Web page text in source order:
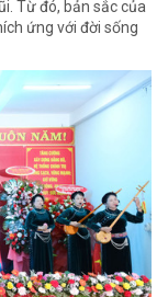
Từ đó, bản sắc của
ứng với đời sống